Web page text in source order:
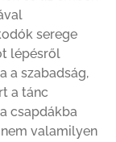
serege
lépésről
a szabadság,
a tánc
csapdákba
valamilyen